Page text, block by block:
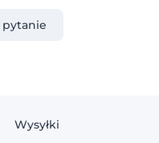
pytanie
Wysyłki